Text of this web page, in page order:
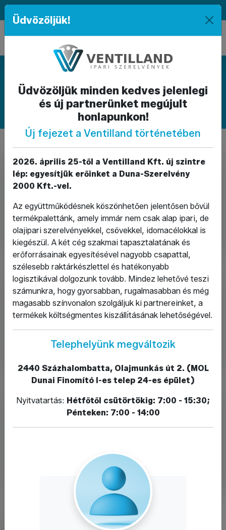
Termékkategóriák
FORGALMAZOTT TERMÉKKATEGÓRIÁNK
Elzáró-
szerelvények
Visszacsapó
szelepek
és
szűréstechnika
Idomok
és
csővezeték
elemek
Tömítéstechnika
és
kompenzátorok
Rögzítéstechnika
kötőelemek
Méréstechnika
tartozékok
Üdvözöljük!
Üdvözöljük minden kedves jelenlegi
és új partnerünket megújult
honlapunkon!
Új fejezet a Ventilland történetében
2026. április 25-től a Ventilland Kft. új szintre
lép: egyesítjük erőinket a Duna-Szerelvény
2000 Kft.-vel.
Az együttműködésnek köszönhetően jelentősen bővül
termékpalettánk, amely immár nem csak alap ipari, de
olajipari szerelvényekkel, csövekkel, idomacélokkal is
kiegészül. A két cég szakmai tapasztalatának és
erőforrásainak egyesítésével nagyobb csapattal,
szélesebb raktárkészlettel és hatékonyabb
logisztikával dolgozunk tovább. Mindez lehetővé teszi
számunkra, hogy gyorsabban, rugalmasabban és még
magasabb színvonalon szolgáljuk ki partnereinket, a
termékek költségmentes kiszállı́tásának lehetőségével.
Telephelyünk megváltozik
2440 Százhalombatta, Olajmunkás út 2. (MOL
Dunai Finomító I-es telep 24-es épület)
Nyitvatartás: Hétfőtől csütörtökig: 7:00 - 15:30;
Pénteken: 7:00 - 14:00